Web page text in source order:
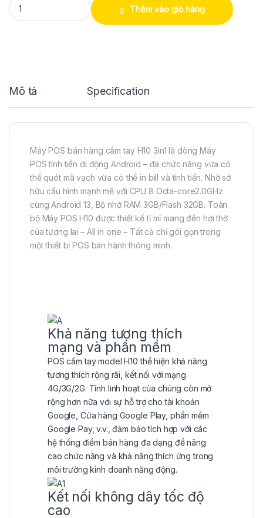
Thêm vào giỏ hàng
Mô tả Specification
Máy POS bán hàng cầm tay H10 3in1 là dòng Máy
POS tính tiền di động Android – đa chức năng vừa có
thể quét mã vạch vừa có thể in bill và tính tiền. Nhờ sở
hữu cấu hình mạnh mẽ với CPU 8 Octa-core2.0GHz
cùng Android 13, Bộ nhớ RAM 3GB/Flash 32GB. Toàn
bộ Máy POS H10 được thiết kế tỉ mỉ mang đến hơi thở
của tương lai – All in one – Tất cả chỉ gói gọn trong
một thiết bị POS bán hành thông minh.
Khả năng tương thích
mạng và phần mềm
POS cầm tay model H10 thể hiện khả năng
tương thích rộng rãi, kết nối với mạng
4G/3G/2G. Tính linh hoạt của chúng còn mở
rộng hơn nữa với sự hỗ trợ cho tài khoản
Google, Cửa hàng Google Play, phần mềm
Google Pay, v.v., đảm bảo tích hợp với các
hệ thống điểm bán hàng đa dạng để nâng
cao chức năng và khả năng thích ứng trong
môi trường kinh doanh năng động.
Kết nối không dây tốc độ
cao